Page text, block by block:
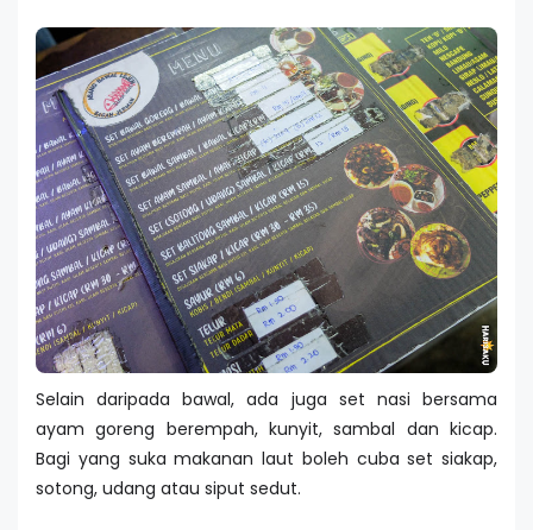
Selain daripada bawal, ada juga set nasi bersama
ayam goreng berempah, kunyit, sambal dan kicap.
Bagi yang suka makanan laut boleh cuba set siakap,
sotong, udang atau siput sedut.